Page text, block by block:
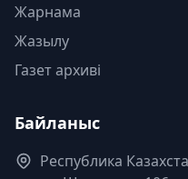
Жарнама
Жазылу
Газет архиві
Байланыс
Республика